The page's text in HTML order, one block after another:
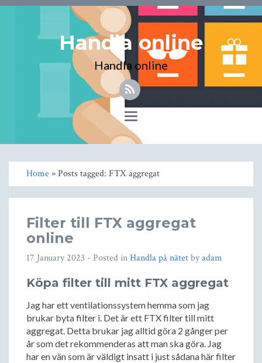
Handla online
Handla online
Toggle
navigation
Home» Posts tagged: FTX aggregat
Filter till FTX aggregat
online
17 January 2023 - Posted inHandla på nätetbyadam
Köpa filter till mitt FTX aggregat
Jag har ett ventilationssystem hemma som jag
brukar byta filter i. Det är ett FTX filter till mitt
aggregat. Detta brukar jag alltid göra 2 gånger per
år som det rekommenderas att man ska göra. Jag
har en vän som är väldigt insatt i just sådana här filter